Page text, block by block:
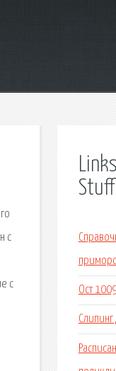
с
с
Stuff
Ост
Слипинг